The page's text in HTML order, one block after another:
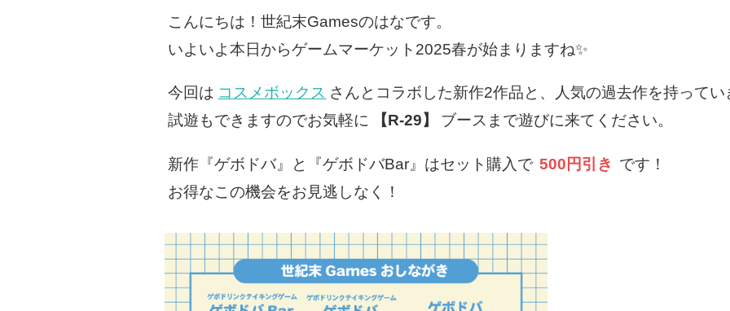
こんにちは！世紀末Gamesのはなです。
いよいよ本日からゲームマーケット2025春が始まりますね✨
今回は コスメボックス さんとコラボした新作2作品と、人気の過去作を持ってい
試遊もできますのでお気軽に
【R-29】 ブースまで遊びに来てください。
新作『ゲボドバ』と『ゲボドバBar』はセット購入で 500円引き です！
お得なこの機会をお見逃しなく！